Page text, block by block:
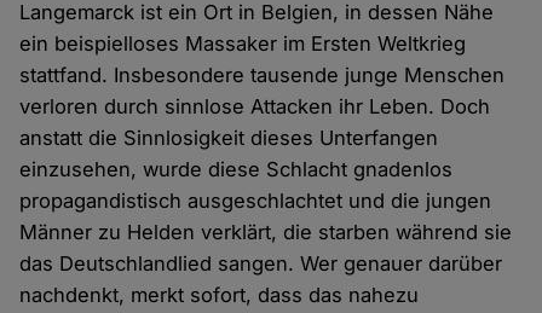
Langemarck ist ein Ort in Belgien, in dessen Nähe
ein beispielloses Massaker im Ersten Weltkrieg
stattfand. Insbesondere tausende junge Menschen
verloren durch sinnlose Attacken ihr Leben. Doch
anstatt die Sinnlosigkeit dieses Unterfangen
einzusehen, wurde diese Schlacht gnadenlos
propagandistisch ausgeschlachtet und die jungen
Männer zu Helden verklärt, die starben während sie
das Deutschlandlied sangen. Wer genauer darüber
nachdenkt, merkt sofort, dass das nahezu